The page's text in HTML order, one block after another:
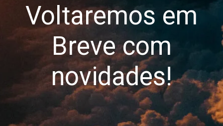
Voltaremos em
Breve com
novidades!